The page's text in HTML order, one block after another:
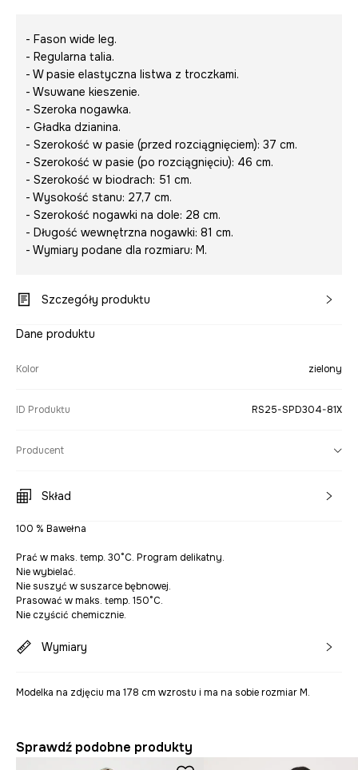
- Fason wide leg.
- Regularna talia.
- W pasie elastyczna listwa z troczkami.
- Wsuwane kieszenie.
- Szeroka nogawka.
- Gładka dzianina.
- Szerokość w pasie (przed rozciągnięciem): 37 cm.
- Szerokość w pasie (po rozciągnięciu): 46 cm.
- Szerokość w biodrach: 51 cm.
- Wysokość stanu: 27,7 cm.
- Szerokość nogawki na dole: 28 cm.
- Długość wewnętrzna nogawki: 81 cm.
- Wymiary podane dla rozmiaru: M.
Szczegóły produktu
Dane produktu
Kolor zielony
ID Produktu RS25-SPD304-81X
Producent
Skład
100 % Bawełna
Prać w maks. temp. 30°C. Program delikatny.
Nie wybielać.
Nie suszyć w suszarce bębnowej.
Prasować w maks. temp. 150°C.
Nie czyścić chemicznie.
Wymiary
Modelka na zdjęciu ma 178 cm wzrostu i ma na sobie rozmiar M.
Sprawdź podobne produkty